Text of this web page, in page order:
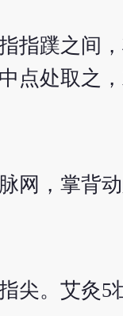
指蹼之间
点处取之，
网，掌背
尖。艾灸5